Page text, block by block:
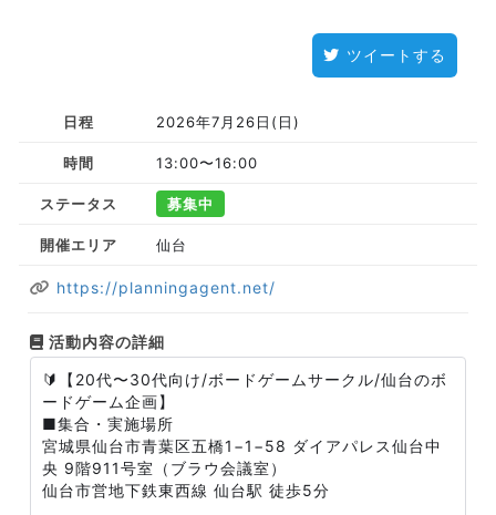
ツイートする
日程 2026年7月26日(日)
時間 13:00〜16:00
ステータス 募集中
開催エリア 仙台
https://planningagent.net/
活動内容の詳細
🔰【20代〜30代向け/ボードゲームサークル/仙台のボ
ードゲーム企画】
■集合・実施場所
宮城県仙台市青葉区五橋1−1−58 ダイアパレス仙台中
央 9階911号室（ブラウ会議室）
仙台市営地下鉄東西線 仙台駅 徒歩5分